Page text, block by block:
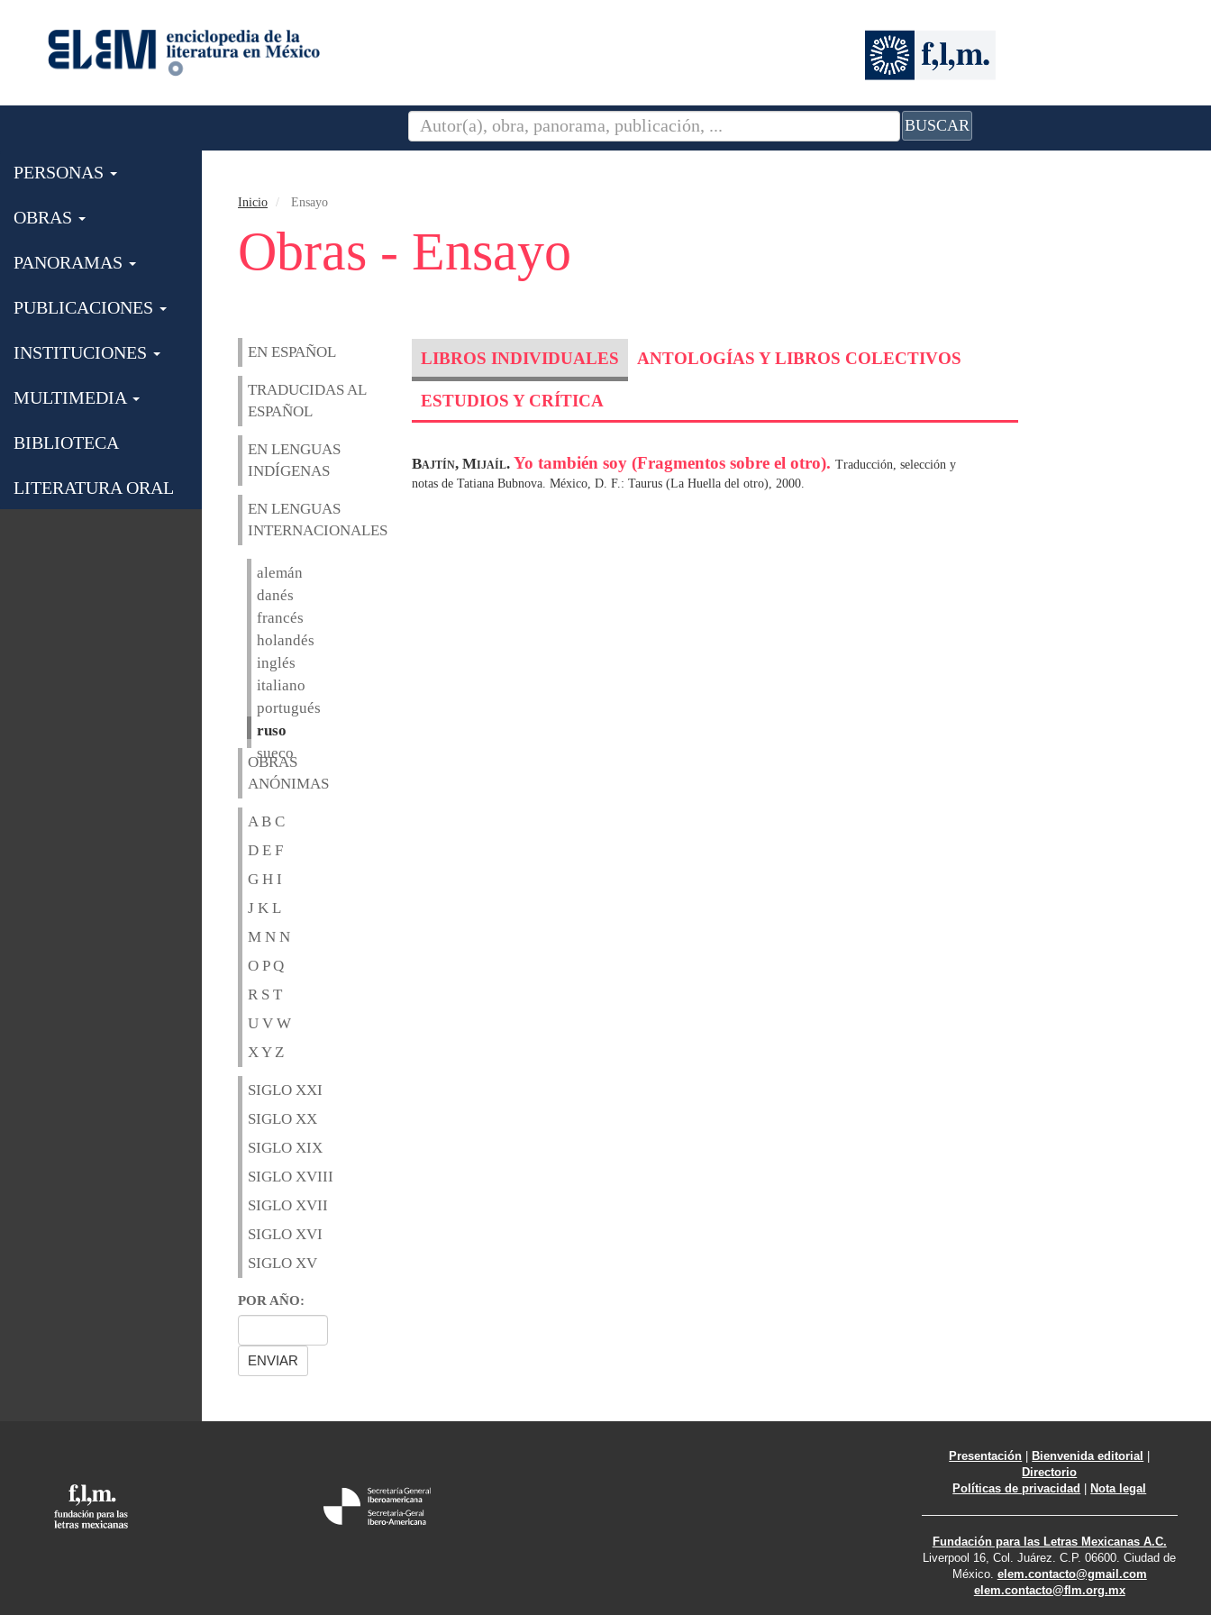
BUSCAR
PERSONAS
OBRAS
PANORAMAS
PUBLICACIONES
INSTITUCIONES
MULTIMEDIA
BIBLIOTECA
LITERATURA ORAL
Inicio Ensayo
Obras - Ensayo
EN ESPAÑOL
TRADUCIDAS AL
ESPAÑOL
EN LENGUAS
INDÍGENAS
EN LENGUAS
INTERNACIONALES
alemán
danés
francés
holandés
inglés
italiano
portugués
ruso
sueco
OBRAS
ANÓNIMAS
A B C
D E F
G H I
J K L
M N N
O P Q
R S T
U V W
X Y Z
SIGLO XXI
SIGLO XX
SIGLO XIX
SIGLO XVIII
SIGLO XVII
SIGLO XVI
SIGLO XV
POR AÑO:
LIBROS INDIVIDUALES ANTOLOGÍAS Y LIBROS COLECTIVOS
ESTUDIOS Y CRÍTICA
Bajtín, Mijaíl. Yo también soy (Fragmentos sobre el otro). Traducción, selección y
notas de Tatiana Bubnova. México, D. F.: Taurus (La Huella del otro), 2000.
Presentación |Bienvenida editorial |
Directorio
Políticas de privacidad |Nota legal
Fundación para las Letras Mexicanas A.C.
Liverpool 16, Col. Juárez. C.P. 06600. Ciudad de
México. elem.contacto@gmail.com
elem.contacto@flm.org.mx